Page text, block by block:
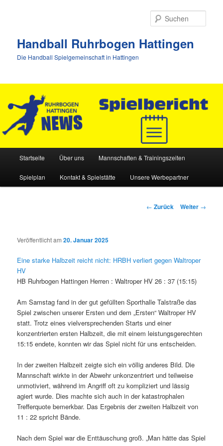
Handball Ruhrbogen Hattingen
Die Handball Spielgemeinschaft in Hattingen
Startseite Über uns Mannschaften & Trainingszeiten
Spielplan Kontakt & Spielstätte Unsere Werbepartner
Beitrags-
← Zurück Weiter →
Veröffentlicht am20. Januar 2025
Eine starke Halbzeit reicht nicht: HRBH verliert gegen Waltroper
HV
HB Ruhrbogen Hattingen Herren : Waltroper HV 26 : 37 (15:15)
Am Samstag fand in der gut gefüllten Sporthalle Talstraße das
Spiel zwischen unserer Ersten und dem „Ersten“ Waltroper HV
statt. Trotz eines vielversprechenden Starts und einer
konzentrierten ersten Halbzeit, die mit einem leistungsgerechten
15:15 endete, konnten wir das Spiel nicht für uns entscheiden.
In der zweiten Halbzeit zeigte sich ein völlig anderes Bild. Die
Mannschaft wirkte in der Abwehr unkonzentriert und teilweise
unmotiviert, während im Angriff oft zu kompliziert und lässig
agiert wurde. Dies machte sich auch in der katastrophalen
Trefferquote bemerkbar. Das Ergebnis der zweiten Halbzeit von
11 : 22 spricht Bände.
Nach dem Spiel war die Enttäuschung groß. „Man hätte das Spiel